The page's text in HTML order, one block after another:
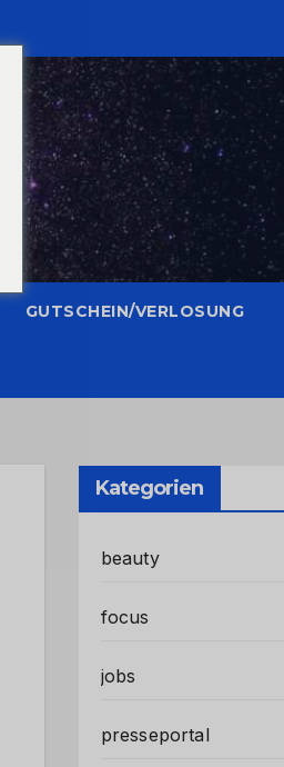
GUTSCHEIN/VERLOSUNG
Kategorien
beauty
focus
jobs
presseportal